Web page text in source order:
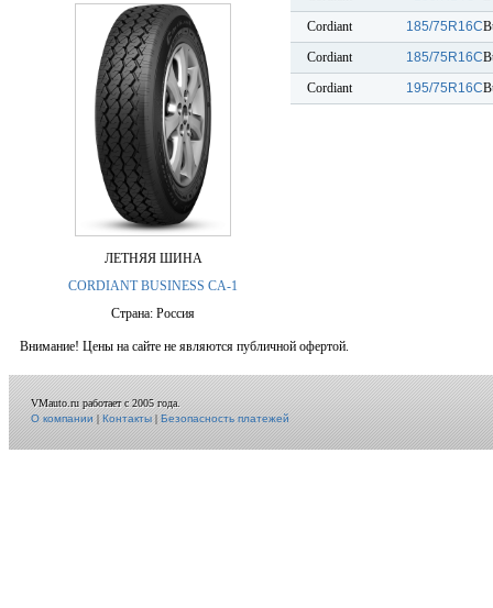
ЛЕТНЯЯ ШИНА
CORDIANT BUSINESS CA-1
Страна: Россия
Cordiant
185/75R16C
Cordiant
185/75R16C
Cordiant
195/75R16C
Внимание! Цены на сайте не являются публичной офертой.
VMauto.ru работает с 2005 года.
О компании|Контакты|Безопасность платежей